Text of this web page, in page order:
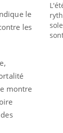
le
les
montre
chez les
soignants.